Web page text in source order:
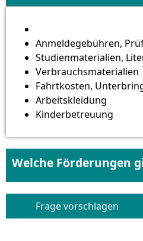
Anmeldegebühren,
Studienmaterialien,
Verbrauchsmaterialien
Fahrtkosten,
Arbeitskleidung
Kinderbetreuung
Welche Förderungen
Frage vorschlagen